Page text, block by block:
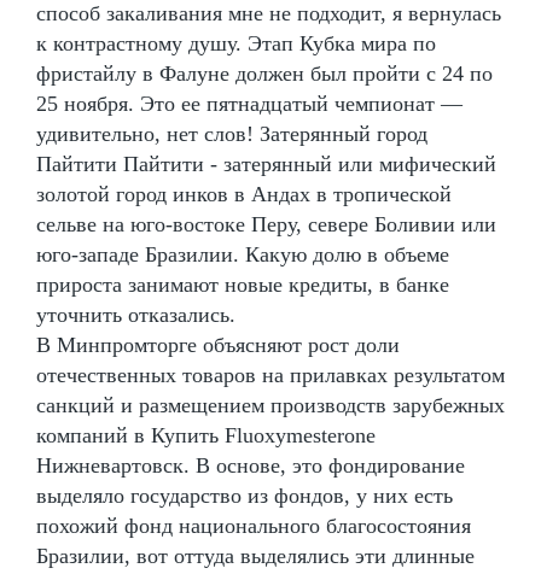
способ закаливания мне не подходит, я вернулась
к контрастному душу. Этап Кубка мира по
фристайлу в Фалуне должен был пройти с 24 по
25 ноября. Это ее пятнадцатый чемпионат —
удивительно, нет слов! Затерянный город
Пайтити Пайтити - затерянный или мифический
золотой город инков в Андах в тропической
сельве на юго-востоке Перу, севере Боливии или
юго-западе Бразилии. Какую долю в объеме
прироста занимают новые кредиты, в банке
уточнить отказались.
В Минпромторге объясняют рост доли
отечественных товаров на прилавках результатом
санкций и размещением производств зарубежных
компаний в Купить Fluoxymesterone
Нижневартовск. В основе, это фондирование
выделяло государство из фондов, у них есть
похожий фонд национального благосостояния
Бразилии, вот оттуда выделялись эти длинные